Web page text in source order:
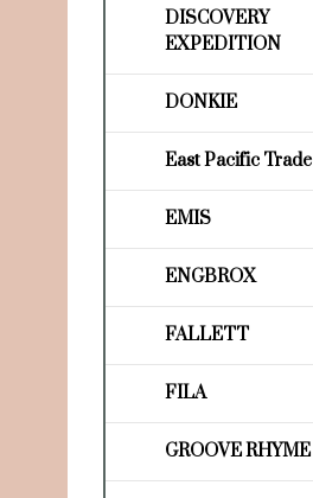
DISCOVERY
EXPEDITION
DONKIE
East Pacific Trade
EMIS
ENGBROX
FALLETT
FILA
GROOVE RHYME